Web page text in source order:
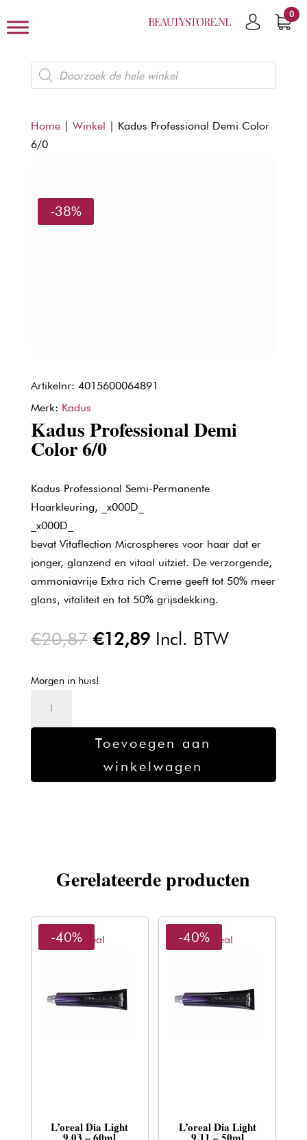
0
Producten
zoeken
Home| Winkel | Kadus Professional Demi Color
6/0
-38%
Artikelnr: 4015600064891
Merk: Kadus
Kadus Professional Demi
Color 6/0
Kadus Professional Semi-Permanente
Haarkleuring, _x000D_
_x000D_
bevat Vitaflection Microspheres voor haar dat er
jonger, glanzend en vitaal uitziet. De verzorgende,
ammoniavrije Extra rich Creme geeft tot 50% meer
glans, vitaliteit en tot 50% grijsdekking.
€20,87 Oorspronkelijke
was:
€12,89Huidige
Incl. BTW
Morgen in huis!
Toevoegen aan
winkelwagen
Gerelateerde producten
L'oreal
-40%
L’oreal Dia Light
9.03 – 60ml
L'oreal
-40%
L’oreal Dia Light
9.11 – 50ml